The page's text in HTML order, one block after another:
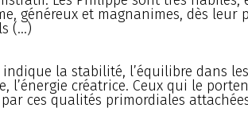
généreux et magnanimes, dès leur
(…)
indique la stabilité, l’équilibre dans
l’énergie créatrice. Ceux qui le
ces qualités primordiales